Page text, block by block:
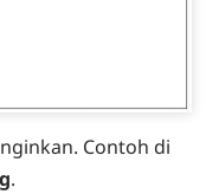
Contoh di
.